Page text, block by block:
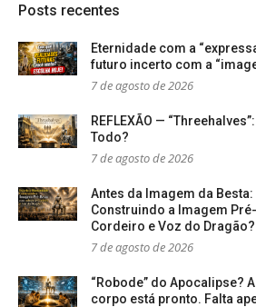
Posts recentes
Eternidade com a
futuro incerto com a
7 de agosto de 2026
REFLEXÃO —
Todo?
7 de agosto de 2026
Antes da Imagem da
Construindo a Imagem
Cordeiro e Voz do Dragão?
7 de agosto de 2026
“Robode” do Apocalipse?
corpo está pronto. Falta